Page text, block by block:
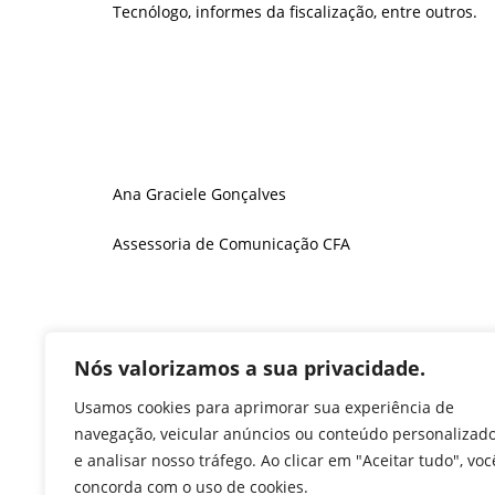
Nós valorizamos a sua privacidade.
Usamos cookies para aprimorar sua experiência de
navegação, veicular anúncios ou conteúdo
e analisar nosso tráfego. Ao clicar em "Aceitar tudo",
concorda com o uso de cookies.
Tecnólogo, informes da fiscalização, entre outros.
Ana Graciele Gonçalves
Assessoria de Comunicação CFA
F
a
c
e
T
w
itt
er
Li
n
k
e
W
h
at
s
M
e
ss
e
Pr
in
tF
ri
TAGS:CFA, DIREX, REUNIÃO DIRETORIA